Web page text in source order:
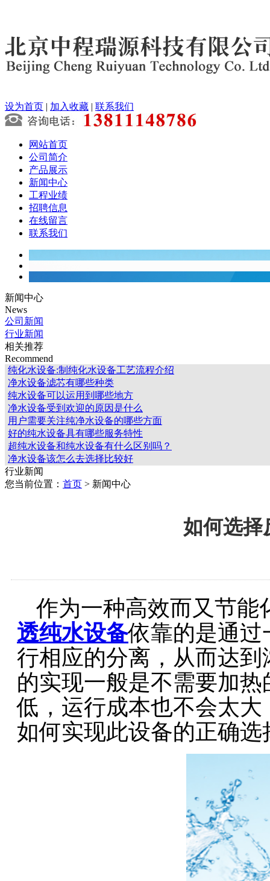
设为首页 | 加入收藏 | 联系我们
网站首页
公司简介
产品展示
新闻中心
工程业绩
招聘信息
在线留言
联系我们
新闻中心
News
公司新闻
行业新闻
相关推荐
Recommend
纯化水设备:制纯化水设备工艺流程介绍
净水设备滤芯有哪些种类
纯水设备可以运用到哪些地方
净水设备受到欢迎的原因是什么
用户需要关注纯净水设备的哪些方面
好的纯水设备具有哪些服务特性
超纯水设备和纯水设备有什么区别吗？
净水设备该怎么去选择比较好
行业新闻
您当前位置： 首页 > 新闻中心
如何选择
作为一种高效而又节能
透纯水设备‍依靠的是通过
行相应的分离，从而达
的实现一般是不需要加
低，运行成本也不会太
如何实现此设备的正确选